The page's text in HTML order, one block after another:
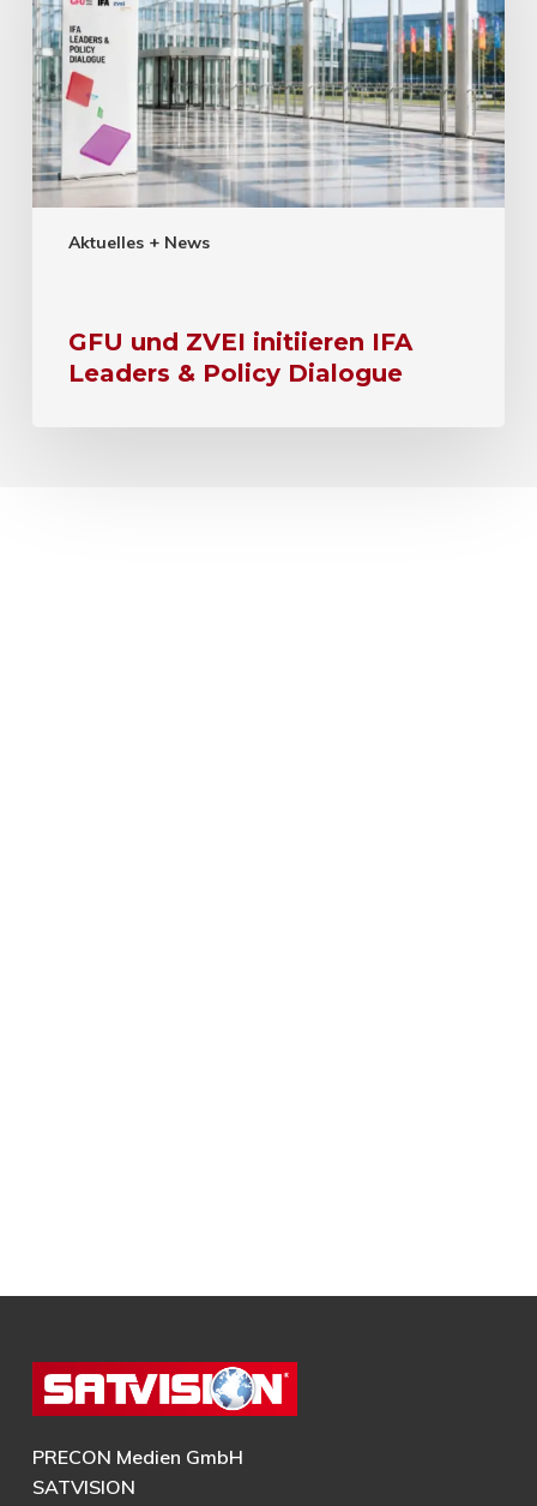
Aktuelles + News
GFU und ZVEI initiieren IFA
Leaders & Policy Dialogue
PRECON Medien GmbH
SATVISION